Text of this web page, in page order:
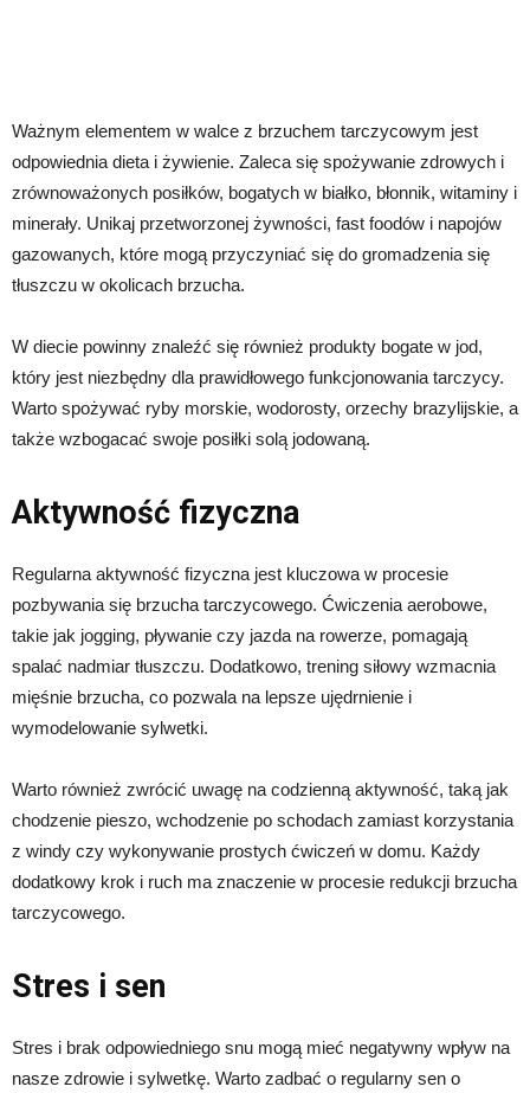
Ważnym elementem w walce z brzuchem tarczycowym jest
odpowiednia dieta i żywienie. Zaleca się spożywanie zdrowych i
zrównoważonych posiłków, bogatych w białko, błonnik, witaminy i
minerały. Unikaj przetworzonej żywności, fast foodów i napojów
gazowanych, które mogą przyczyniać się do gromadzenia się
tłuszczu w okolicach brzucha.
W diecie powinny znaleźć się również produkty bogate w jod,
który jest niezbędny dla prawidłowego funkcjonowania tarczycy.
Warto spożywać ryby morskie, wodorosty, orzechy brazylijskie, a
także wzbogacać swoje posiłki solą jodowaną.
Aktywność fizyczna
Regularna aktywność fizyczna jest kluczowa w procesie
pozbywania się brzucha tarczycowego. Ćwiczenia aerobowe,
takie jak jogging, pływanie czy jazda na rowerze, pomagają
spalać nadmiar tłuszczu. Dodatkowo, trening siłowy wzmacnia
mięśnie brzucha, co pozwala na lepsze ujędrnienie i
wymodelowanie sylwetki.
Warto również zwrócić uwagę na codzienną aktywność, taką jak
chodzenie pieszo, wchodzenie po schodach zamiast korzystania
z windy czy wykonywanie prostych ćwiczeń w domu. Każdy
dodatkowy krok i ruch ma znaczenie w procesie redukcji brzucha
tarczycowego.
Stres i sen
Stres i brak odpowiedniego snu mogą mieć negatywny wpływ na
nasze zdrowie i sylwetkę. Warto zadbać o regularny sen o